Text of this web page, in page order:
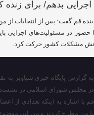
قم گفت: پس از انتخابات از
حضور در مسئولیت‌های اجرایی
مشکلات کشور حرکت کرد.
به گزارش پایگاه خبری شباویز به
در مجلس شورای اسلامی در نشست
قم با اشاره به اینکه تعدادی از
با من مطرح کردند و من این